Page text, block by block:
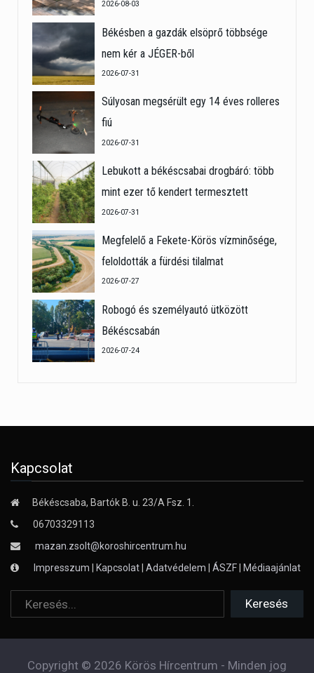
2026-08-03
Békésben a gazdák elsöprő többsége
nem kér a JÉGER-ből
2026-07-31
Súlyosan megsérült egy 14 éves rolleres
fiú
2026-07-31
Lebukott a békéscsabai drogbáró: több
mint ezer tő kendert termesztett
2026-07-31
Megfelelő a Fekete-Körös vízminősége,
feloldották a fürdési tilalmat
2026-07-27
Robogó és személyautó ütközött
Békéscsabán
2026-07-24
Kapcsolat
Békéscsaba, Bartók B. u. 23/A Fsz. 1.
06703329113
mazan.zsolt@koroshircentrum.hu
Impresszum
Kapcsolat Adatvédelem ÁSZF Médiaajánlat
Copyright © 2026 Körös Hírcentrum - Minden jog